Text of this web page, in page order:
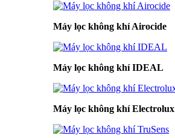
Máy lọc không khí Airocide
Máy lọc không khí IDEAL
Máy lọc không khí Electrolux